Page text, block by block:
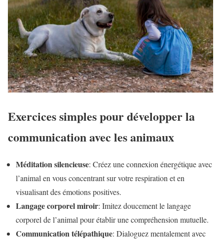
Exercices simples pour développer la
communication avec les animaux
Méditation silencieuse: Créez une connexion énergétique avec
l’animal en vous concentrant sur votre respiration et en
visualisant des émotions positives.
Langage corporel miroir: Imitez doucement le langage
corporel de l’animal pour établir une compréhension mutuelle.
Communication télépathique: Dialoguez mentalement avec